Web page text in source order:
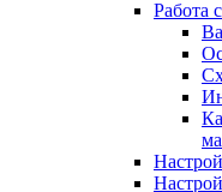
Работа